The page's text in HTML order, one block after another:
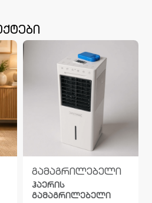
გამაგრილებელი
ჰაერის
გამაგრილებელი